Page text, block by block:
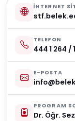
İNTERNET
TELEFON
444 1 264 /
E-POSTA
PROGRAM
Dr. Öğr.